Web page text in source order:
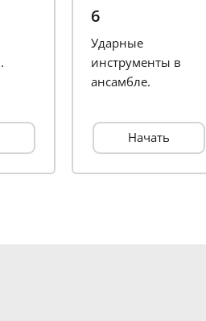
6
Ударные
инструменты в
ансамбле.
Начать